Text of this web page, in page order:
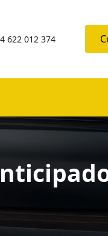
622 012 374